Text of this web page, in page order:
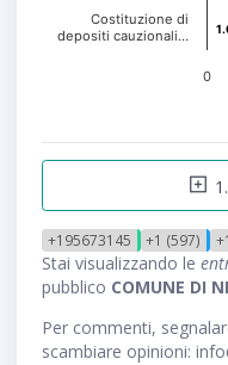
0
Costituzione di
depositi cauzionali…
+195673145 +1 (597)
Stai visualizzando le
pubblico COMUNE DI
Per commenti,
scambiare opinioni: